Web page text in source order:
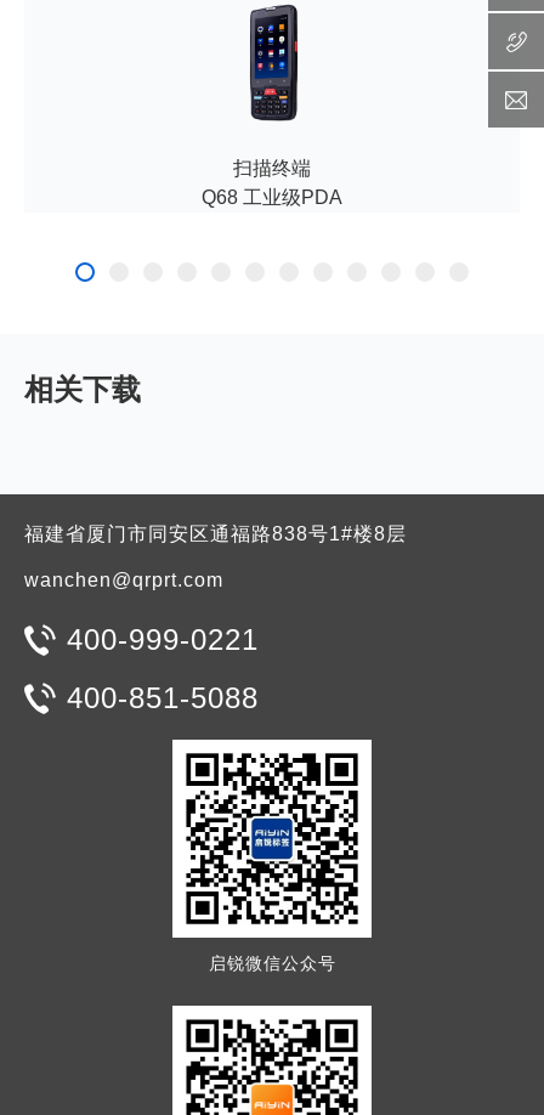
扫描终端
Q68 工业级PDA
相关下载
福建省厦门市同安区通福路838号1#楼8层
wanchen@qrprt.com
400-999-0221
400-851-5088
启锐微信公众号